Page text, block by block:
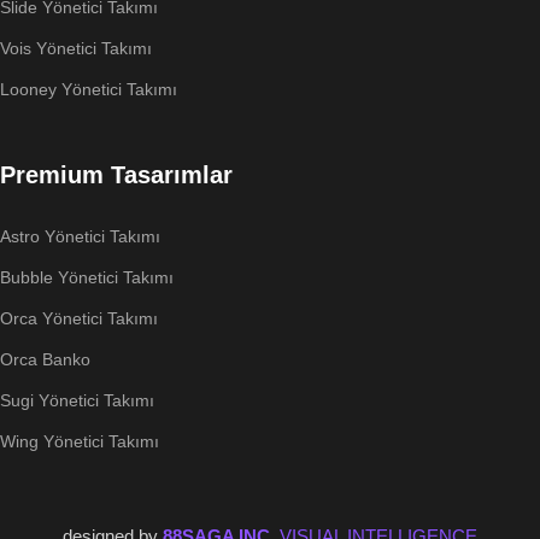
Slide Yönetici Takımı
Vois Yönetici Takımı
Looney Yönetici Takımı
Premium Tasarımlar
Astro Yönetici Takımı
Bubble Yönetici Takımı
Orca Yönetici Takımı
Orca Banko
Sugi Yönetici Takımı
Wing Yönetici Takımı